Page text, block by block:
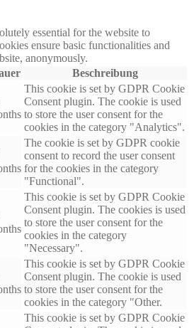
essential for the website to
ensure basic functionalities and
anonymously.
Beschreibung
This cookie is set by GDPR Cookie
Consent plugin. The cookie is used
to store the user consent for the
cookies in the category "Analytics".
The cookie is set by GDPR cookie
consent to record the user consent
for the cookies in the category
"Functional".
This cookie is set by GDPR Cookie
Consent plugin. The cookies is used
to store the user consent for the
cookies in the category
"Necessary".
This cookie is set by GDPR Cookie
Consent plugin. The cookie is used
to store the user consent for the
cookies in the category "Other.
This cookie is set by GDPR Cookie